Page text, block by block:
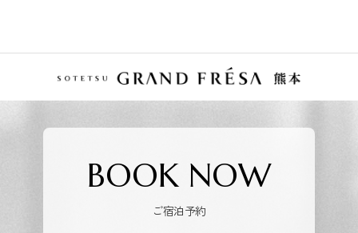
BOOK NOW
ご宿泊予約